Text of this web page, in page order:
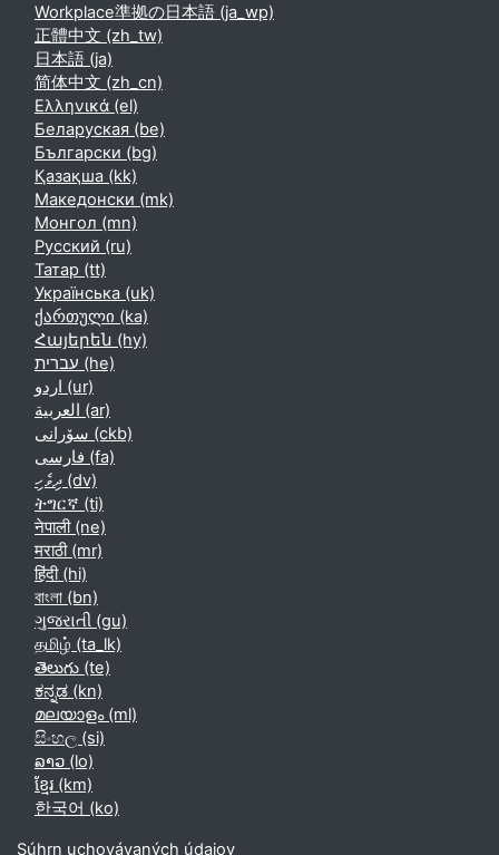
Workplace準拠の日本語 ‎(ja_wp)‎
正體中文 ‎(zh_tw)‎
日本語 ‎(ja)‎
简体中文 ‎(zh_cn)‎
Ελληνικά ‎(el)‎
Беларуская ‎(be)‎
Български ‎(bg)‎
Қазақша ‎(kk)‎
Македонски ‎(mk)‎
Монгол ‎(mn)‎
Русский ‎(ru)‎
Татар ‎(tt)‎
Українська ‎(uk)‎
ქართული ‎(ka)‎
Հայերեն ‎(hy)‎
עברית ‎(he)‎
اردو ‎(ur)‎
العربية ‎(ar)‎
سۆرانی ‎(ckb)‎
فارسی ‎(fa)‎
ދިވެހި ‎(dv)‎
ትግርኛ ‎(ti)‎
नेपाली ‎(ne)‎
मराठी ‎(mr)‎
हिंदी ‎(hi)‎
বাংলা ‎(bn)‎
ગુજરાતી ‎(gu)‎
தமிழ் ‎(ta_lk)‎
తెలుగు ‎(te)‎
ಕನ್ನಡ ‎(kn)‎
മലയാളം ‎(ml)‎
සිංහල ‎(si)‎
ລາວ ‎(lo)‎
ខ្មែរ ‎(km)‎
한국어 ‎(ko)‎
Súhrn uchovávaných údajov